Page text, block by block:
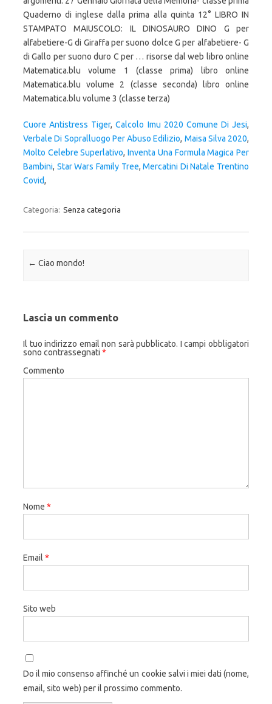
Cuore Antistress Tiger,Calcolo Imu 2020 Comune Di Jesi,
Verbale Di Sopralluogo Per Abuso Edilizio, Maisa Silva 2020,
Molto Celebre Superlativo,Inventa Una Formula Magica Per
Bambini, Star Wars Family Tree,Mercatini Di Natale Trentino
Covid,
Categoria: Senza categoria
Navigazione articolo
← Ciao mondo!
Lascia un commento
Il tuo indirizzo email non sarà pubblicato. I campi obbligatori
sono contrassegnati *
Commento
Nome *
Email *
Sito web
Do il mio consenso affinché un cookie salvi i miei dati (nome,
email, sito web) per il prossimo commento.